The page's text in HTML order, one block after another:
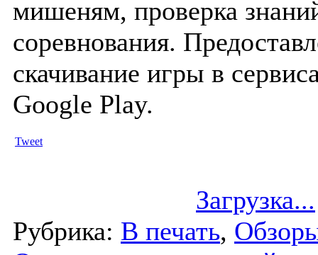
мишеням, проверка
соревнования.
скачивание игры в
Google Play.
Tweet
Загрузка...
Рубрика: В печать,